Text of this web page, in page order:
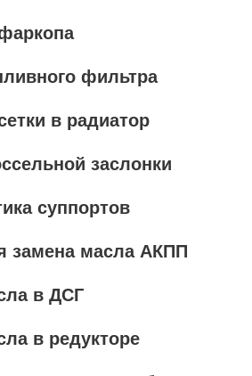
фильтра
в радиатор
заслонки
суппортов
замена масла АКПП
в ДСГ
в редукторе